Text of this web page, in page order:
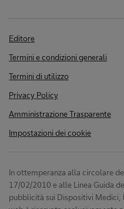
Editore
Termini e condizioni generali
Termini di utilizzo
Privacy Policy
Amministrazione Trasparente
Impostazioni dei cookie
In ottemperanza alla circolare
17/02/2010 e alle Linea Guida
pubblicità sui Dispositivi